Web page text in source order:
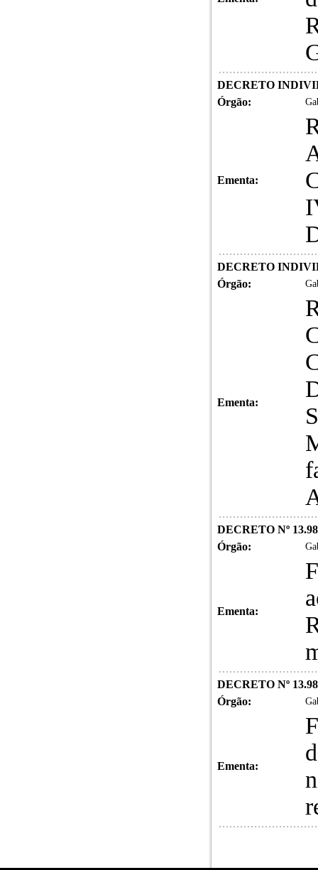
DECRETO
Órgão:
Ementa:
DECRETO
Órgão:
Ementa:
DECRETO Nº
Órgão:
Ementa:
DECRETO Nº
Órgão:
Ementa: